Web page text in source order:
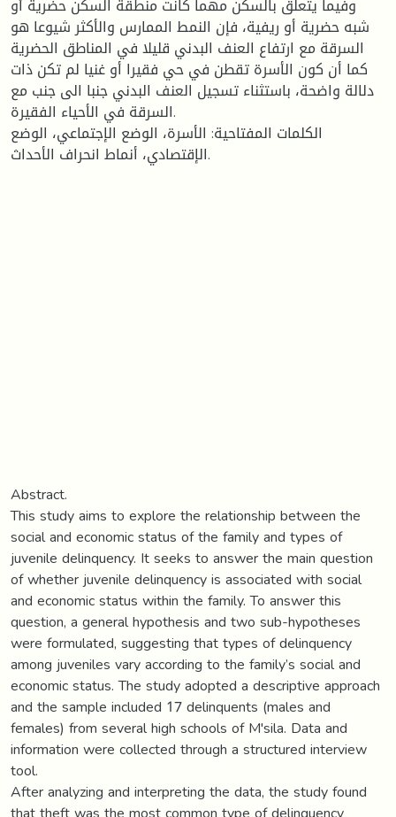
وفيما يتعلق بالسكن مهما كانت منطقة السكن حضرية أو
شبه حضرية أو ريفية، فإن النمط الممارس والأكثر شيوعا هو
السرقة مع ارتفاع العنف البدني قليلا في المناطق الحضرية
كما أن كون الأسرة تقطن في حي فقيرا أو غنيا لم تكن ذات
دلالة واضحة، باستثناء تسجيل العنف البدني جنبا الى جنب مع
السرقة في الأحياء الفقيرة.
الكلمات المفتاحية: الأسرة، الوضع الإجتماعي، الوضع
الإقتصادي، أنماط انحراف الأحداث.
Abstract.
This study aims to explore the relationship between the
social and economic status of the family and types of
juvenile delinquency. It seeks to answer the main question
of whether juvenile delinquency is associated with social
and economic status within the family. To answer this
question, a general hypothesis and two sub-hypotheses
were formulated, suggesting that types of delinquency
among juveniles vary according to the family’s social and
economic status. The study adopted a descriptive approach
and the sample included 17 delinquents (males and
females) from several high schools of M'sila. Data and
information were collected through a structured interview
tool.
After analyzing and interpreting the data, the study found